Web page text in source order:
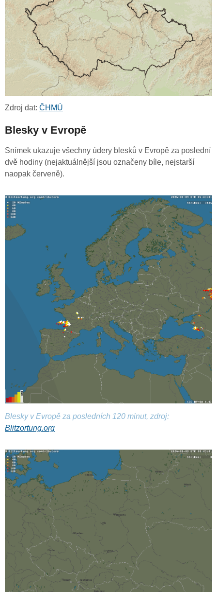
Zdroj dat: ČHMÚ
Blesky v Evropě
Snímek ukazuje všechny údery blesků v Evropě za poslední
dvě hodiny (nejaktuálnější jsou označeny bíle, nejstarší
naopak červeně).
Blesky v Evropě za posledních 120 minut, zdroj:
Blitzortung.org